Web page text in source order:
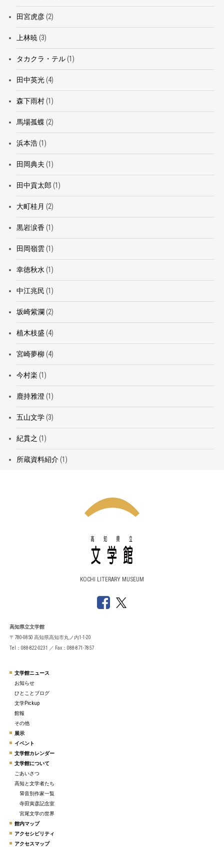
田宮虎彦(2)
上林暁 (3)
タカクラ・テル(1)
田中英光(4)
森下雨村(1)
馬場孤蝶 (2)
浜本浩(1)
田岡典夫 (1)
田中貢太郎 (1)
大町桂月 (2)
黒岩涙香(1)
田岡嶺雲(1)
幸徳秋水 (1)
中江兆民 (1)
坂崎紫瀾 (2)
植木枝盛 (4)
宮崎夢柳 (4)
今村楽 (1)
鹿持雅澄(1)
五山文学(3)
紀貫之 (1)
所蔵資料紹介(1)
KOCHI LITERARY MUSEUM
高知県立文学館
〒780-0850 高知県高知市丸ノ内1-1-20
Tel：088-822-0231 ／ Fax：088-871-7857
文学館ニュース
お知らせ
ひとことブログ
文学Pickup
館報
その他
展示
イベント
文学館カレンダー
文学館について
ごあいさつ
高知と文学者たち
50音別作家一覧
寺田寅彦記念室
宮尾文学の世界
館内マップ
アクセシビリティ
アクセスマップ